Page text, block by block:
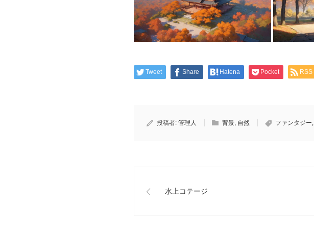
Tweet Share Hatena Pocket RSS
投稿者: 管理人 背景, 自然 ファンタジー,
水上コテージ